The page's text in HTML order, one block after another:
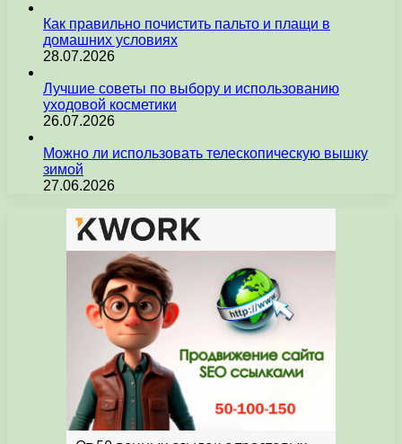
Как правильно почистить пальто и плащи в
домашних условиях
28.07.2026
Лучшие советы по выбору и использованию
уходовой косметики
26.07.2026
Можно ли использовать телескопическую вышку
зимой
27.06.2026